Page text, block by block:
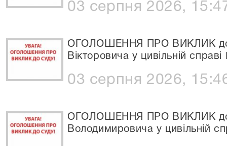
03 серпня 2026,
ОГОЛОШЕННЯ ПРО ВИКЛИК до
Вікторовича у цивільній
03 серпня 2026,
ОГОЛОШЕННЯ ПРО ВИКЛИК
Володимировича у цивільній